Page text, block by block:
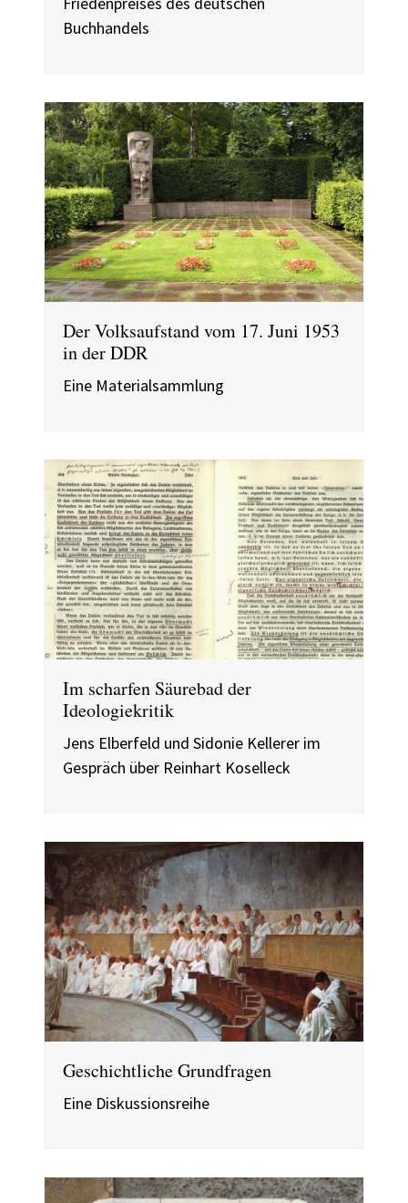
Buchhandels
Der Volksaufstand vom 17. Juni 1953
in der DDR
Eine Materialsammlung
Im scharfen Säurebad der
Ideologiekritik
Jens Elberfeld und Sidonie Kellerer im
Gespräch über Reinhart Koselleck
Geschichtliche Grundfragen
Eine Diskussionsreihe